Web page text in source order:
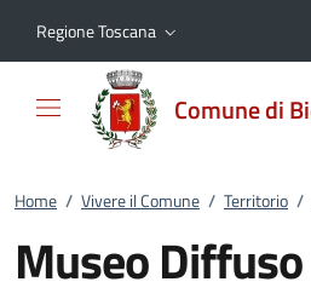
Regione Toscana
Comune di
Home / Vivere il Comune / Territorio /
Museo Diffuso